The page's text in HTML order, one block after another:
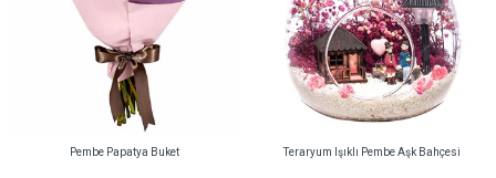
Pembe Papatya Buket Teraryum Işıklı Pembe Aşk Bahçesi